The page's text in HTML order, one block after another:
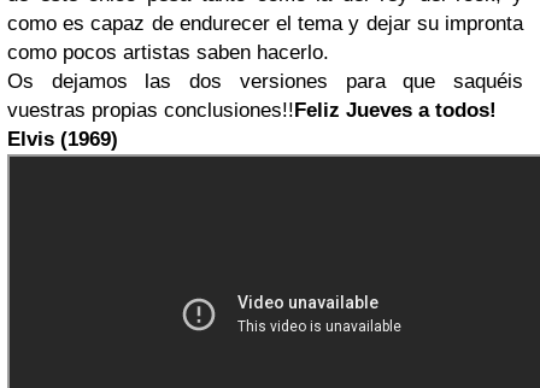
como es capaz de endurecer el tema y dejar su impronta
como pocos artistas saben hacerlo.
Os dejamos las dos versiones para que saquéis
vuestras propias conclusiones!!Feliz Jueves a todos!
Elvis (1969)